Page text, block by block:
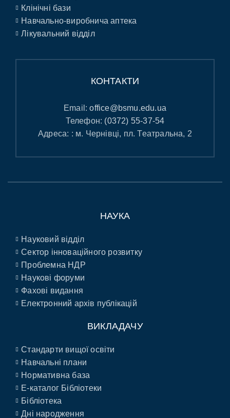
Клінічні бази
Навчально-виробнича аптека
Лікувальний відділ
КОНТАКТИ
Email:office@bsmu.edu.ua
Телефон: (0372) 55-37-54
Адреса: : м. Чернівці, пл. Театральна, 2
НАУКА
Науковий відділ
Сектор інноваційного розвитку
Проблемна НДР
Наукові форуми
Фахові видання
Електронний архів публікацій
ВИКЛАДАЧУ
Стандарти вищої освіти
Навчальні плани
Нормативна база
E-каталог Бібліотеки
Бібліотека
Дні народження